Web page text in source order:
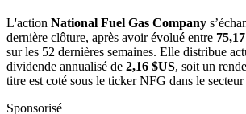
L'action National Fuel Gas Company
dernière clôture, après avoir évolué entre
sur les 52 dernières semaines. Elle distribue
dividende annualisé de 2,16 $US, soit un
titre est coté sous le tickerNFG dans le secteur
Sponsorisé